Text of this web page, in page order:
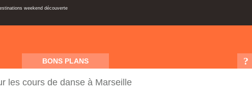
weekend découverte
BONS PLANS ?
les cours de danse à Marseille